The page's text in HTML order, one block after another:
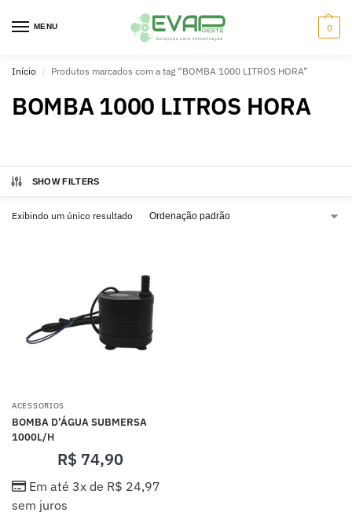
MENU 0
Início / Produtos marcados com a tag “BOMBA 1000 LITROS HORA”
BOMBA 1000 LITROS HORA
SHOW FILTERS
Exibindo um único resultado
ACESSORIOS
BOMBA D’ÁGUA SUBMERSA
1000L/H
R$ 74,90
Em até 3x de R$ 24,97
sem juros